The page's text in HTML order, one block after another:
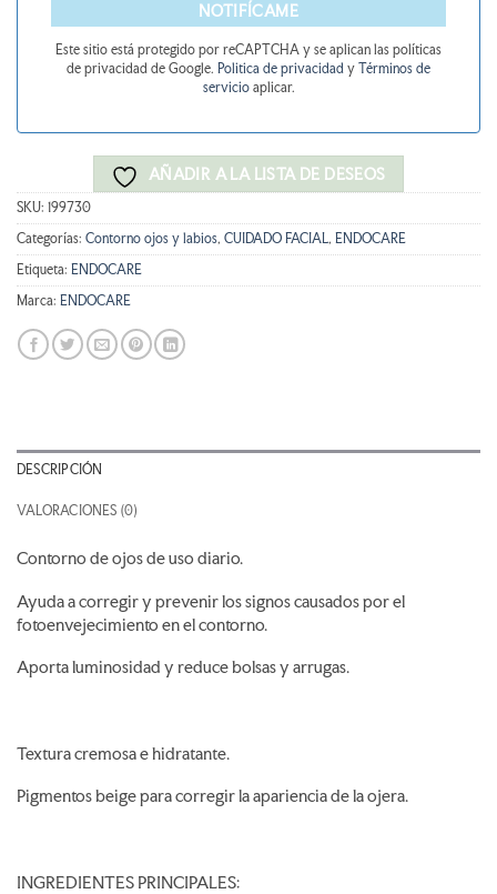
NOTIFÍCAME
Este sitio está protegido por reCAPTCHA y se aplican las políticas
de privacidad de Google. Politica de privacidad y Términos de
servicio aplicar.
AÑADIR A LA LISTA DE DESEOS
SKU: 199730
Categorías: Contorno ojos y labios, CUIDADO FACIAL, ENDOCARE
Etiqueta: ENDOCARE
Marca: ENDOCARE
DESCRIPCIÓN
VALORACIONES (0)
Contorno de ojos de uso diario.
Ayuda a corregir y prevenir los signos causados por el
fotoenvejecimiento en el contorno.
Aporta luminosidad y reduce bolsas y arrugas.
Textura cremosa e hidratante.
Pigmentos beige para corregir la apariencia de la ojera.
INGREDIENTES PRINCIPALES: